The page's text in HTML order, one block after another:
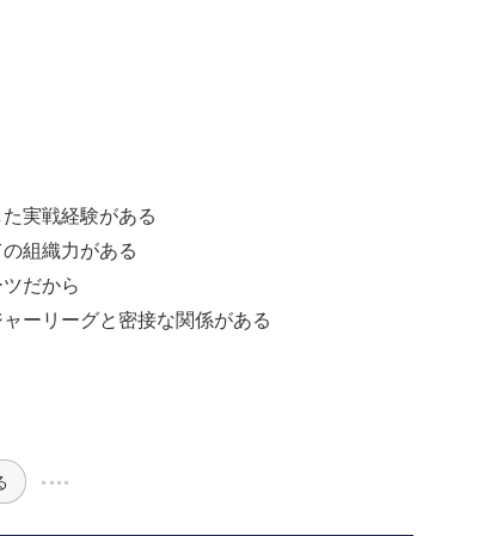
実戦経験がある
組織力がある
だから
ーリーグと密接な関係がある